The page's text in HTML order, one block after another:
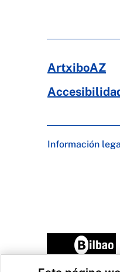
ArtxiboAZ
Información